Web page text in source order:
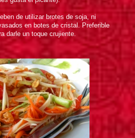
de utilizar brotes de soja, ni
en botes de cristal. Preferible
darle un toque crujiente.